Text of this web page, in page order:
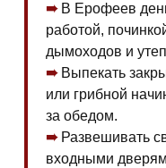
В Ерофеев
работой,
дымоходов и
Выпекать
или грибной
за обедом.
Развешивать
входными